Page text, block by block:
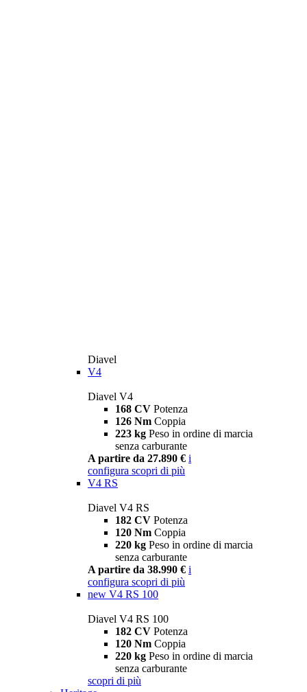
Diavel
V4
Diavel V4
168 CV Potenza
126 Nm Coppia
223 kg Peso in ordine di marcia
senza carburante
A partire da 27.890 € i
configura scopri di più
V4 RS
Diavel V4 RS
182 CV Potenza
120 Nm Coppia
220 kg Peso in ordine di marcia
senza carburante
A partire da 38.990 € i
configura scopri di più
new V4 RS 100
Diavel V4 RS 100
182 CV Potenza
120 Nm Coppia
220 kg Peso in ordine di marcia
senza carburante
scopri di più